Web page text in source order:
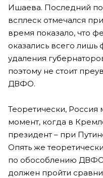
Ишаева. Последний
всплеск отмечался
время показало, что
оказались всего
удаления
поэтому не стоит
ДВФО.
Теоретически, Россия
момент, когда в
президент – при
Опять же
по обособлению ДВФО
должен пройти